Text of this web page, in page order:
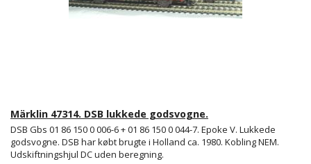
Märklin 47314. DSB lukkede godsvogne.
DSB Gbs 01 86 150 0 006-6 + 01 86 150 0 044-7. Epoke V. Lukkede
godsvogne. DSB har købt brugte i Holland ca. 1980. Kobling NEM.
Udskiftningshjul DC uden beregning.